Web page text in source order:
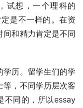
试想，一个理科的
是不一样的。在资
间和精力肯定是不同
学历。留学生们的学
等，不同学历层次客
不同的，所以essay